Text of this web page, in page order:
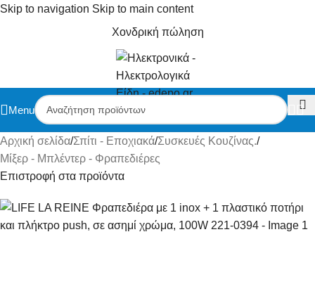
Skip to navigation Skip to main content
Χονδρική πώληση
Menu
Αρχική σελίδα/Σπίτι - Εποχιακά/Συσκευές Κουζίνας./
Μίξερ - Μπλέντερ - Φραπεδιέρες
Επιστροφή στα προϊόντα